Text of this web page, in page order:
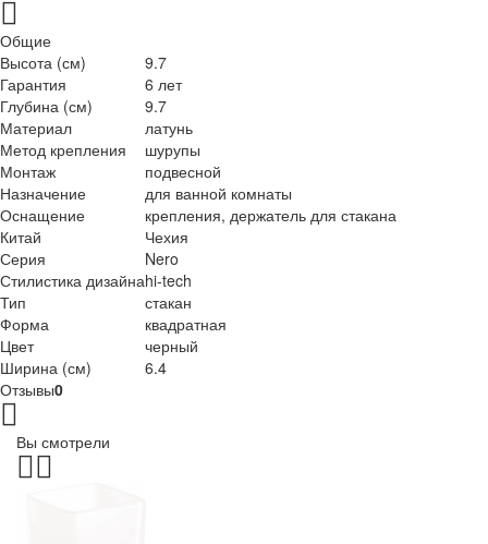
Общие
Высота (см)
9.7
Гарантия
6 лет
Глубина (см)
9.7
Материал
латунь
Метод крепления
шурупы
Монтаж
подвесной
Назначение
для ванной комнаты
Оснащение
крепления, держатель для стакана
Китай
Чехия
Серия
Nero
Стилистика дизайнаhi-tech
Тип
стакан
Форма
квадратная
Цвет
черный
Ширина (см)
6.4
Отзывы0
Вы смотрели